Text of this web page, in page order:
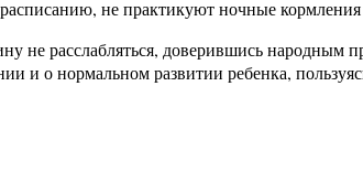
не практикуют ночные
не расслабляться, доверившись народным
и о нормальном развитии ребенка,